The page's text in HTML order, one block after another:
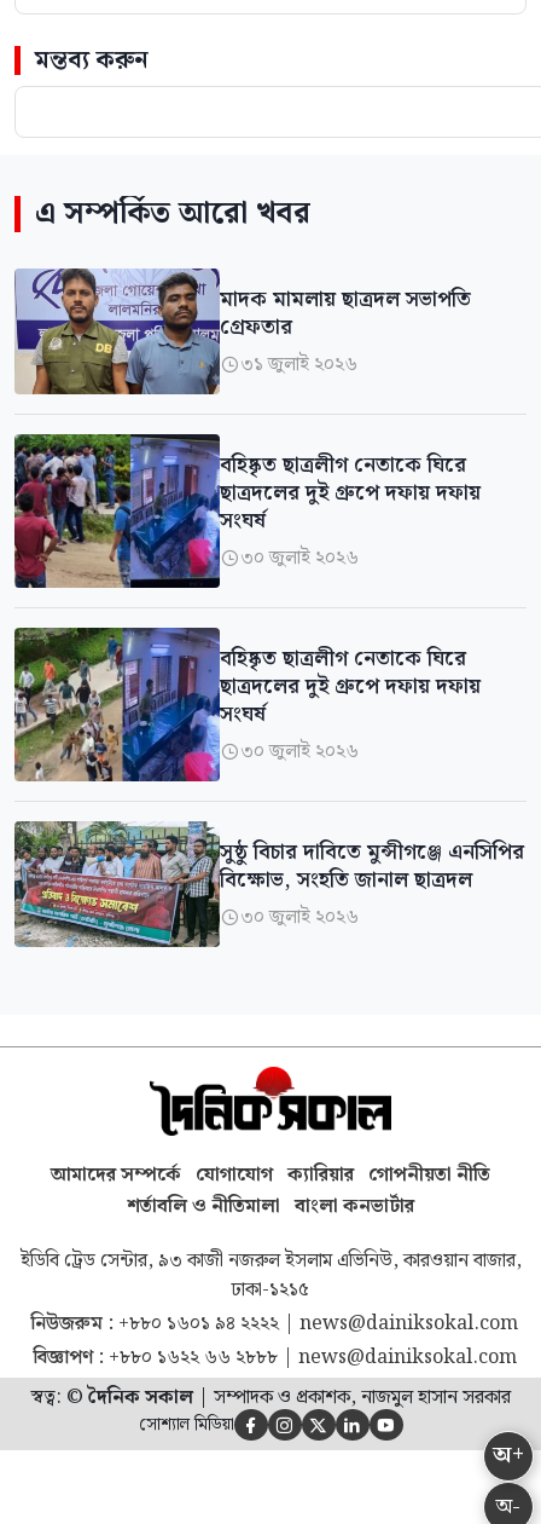
মন্তব্য করুন
এ সম্পর্কিত আরো খবর
মাদক মামলায় ছাত্রদল সভাপতি
গ্রেফতার
৩১ জুলাই ২০২৬
বহিষ্কৃত ছাত্রলীগ নেতাকে ঘিরে
ছাত্রদলের দুই গ্রুপে দফায় দফায়
সংঘর্ষ
৩০ জুলাই ২০২৬
বহিষ্কৃত ছাত্রলীগ নেতাকে ঘিরে
ছাত্রদলের দুই গ্রুপে দফায় দফায়
সংঘর্ষ
৩০ জুলাই ২০২৬
সুষ্ঠু বিচার দাবিতে মুন্সীগঞ্জে এনসিপির
বিক্ষোভ, সংহতি জানাল ছাত্রদল
৩০ জুলাই ২০২৬
অ-
অ+
আমাদের সম্পর্কে যোগাযোগ ক্যারিয়ার গোপনীয়তা নীতি
শর্তাবলি ও নীতিমালা বাংলা কনভার্টার
ইডিবি ট্রেড সেন্টার, ৯৩ কাজী নজরুল ইসলাম এভিনিউ, কারওয়ান বাজার,
ঢাকা-১২১৫
নিউজরুম : +৮৮০ ১৬০১ ৯৪ ২২২২| news@dainiksokal.com
বিজ্ঞাপণ : +৮৮০ ১৬২২ ৬৬ ২৮৮৮| news@dainiksokal.com
স্বত্ব: ©দৈনিক সকাল| সম্পাদক ও প্রকাশক, নাজমুল হাসান সরকার
সোশ্যাল মিডিয়া     